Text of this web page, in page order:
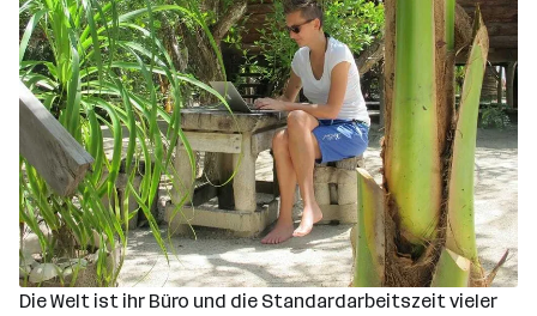
Die Welt ist ihr Büro und die Standardarbeitszeit vieler